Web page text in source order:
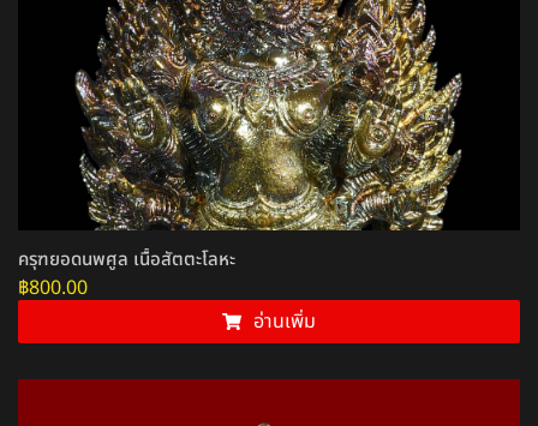
ครุฑยอดนพศูล เนื้อสัตตะโลหะ
฿800.00
อ่านเพิ่ม